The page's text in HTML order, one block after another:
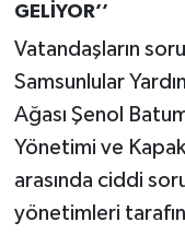
GELİYOR’’
Vatandaşların
Samsunlular
Ağası Şenol
Yönetimi ve
arasında ciddi
yönetimleri